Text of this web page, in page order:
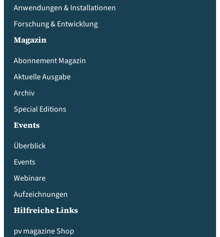
Anwendungen & Installationen
Forschung & Entwicklung
Magazin
Abonnement Magazin
Aktuelle Ausgabe
Archiv
Special Editions
Events
Überblick
Events
Webinare
Aufzeichnungen
Hilfreiche Links
pv magazine Shop